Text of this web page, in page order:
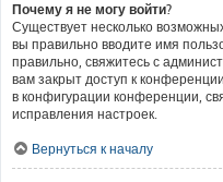
Почему я не могу войти?
Существует несколько
вы правильно вводите имя
правильно, свяжитесь с
вам закрыт доступ к
в конфигурации конференции,
исправления настроек.
Вернуться к началу